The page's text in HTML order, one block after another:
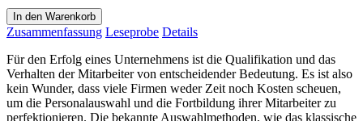
In den Warenkorb
Zusammenfassung Leseprobe Details
Für den Erfolg eines Unternehmens ist die Qualifikation und das
Verhalten der Mitarbeiter von entscheidender Bedeutung. Es ist also
kein Wunder, dass viele Firmen weder Zeit noch Kosten scheuen,
um die Personalauswahl und die Fortbildung ihrer Mitarbeiter zu
perfektionieren. Die bekannte Auswahlmethoden, wie das klassische